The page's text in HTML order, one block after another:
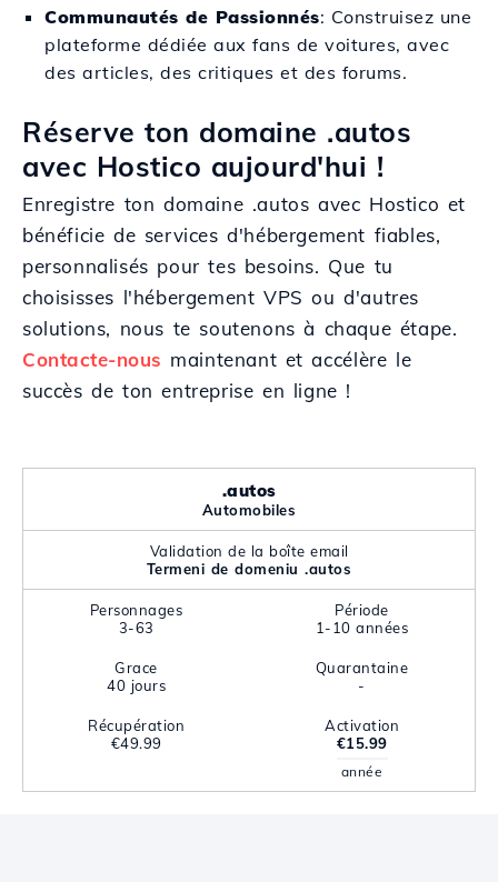
Communautés de Passionnés: Construisez une
plateforme dédiée aux fans de voitures, avec
des articles, des critiques et des forums.
Réserve ton domaine .autos
avec Hostico aujourd'hui !
Enregistre ton domaine .autos avec Hostico et
bénéficie de services d'hébergement fiables,
personnalisés pour tes besoins. Que tu
choisisses l'hébergement VPS ou d'autres
solutions, nous te soutenons à chaque étape.
Contacte-nous maintenant et accélère le
succès de ton entreprise en ligne !
.autos
Automobiles
Validation de la boîte email
Termeni de domeniu .autos
Personnages
3-63
Période
1-10 années
Grace
40 jours
Quarantaine
-
Récupération
€49.99
Activation
€15.99
année